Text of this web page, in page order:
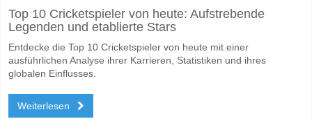
Das Spiel zwischen Hearts v Falkirk 13 May 2026 20:00.
Hearts für den Gewinner den Spiel, mit einer Wahrscheinlichkeit von
Ja für Beide Teams Erzielen, mit einem Prozentsatz von 53%.
Top 10 Cricketspieler von heute: Aufstrebende
Legenden und etablierte Stars
Entdecke die Top 10 Cricketspieler von heute mit einer
ausführlichen Analyse ihrer Karrieren, Statistiken und ihres
globalen Einflusses.
Weiterlesen